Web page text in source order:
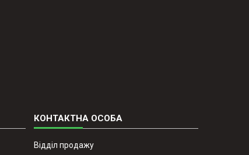
Відділ продажу